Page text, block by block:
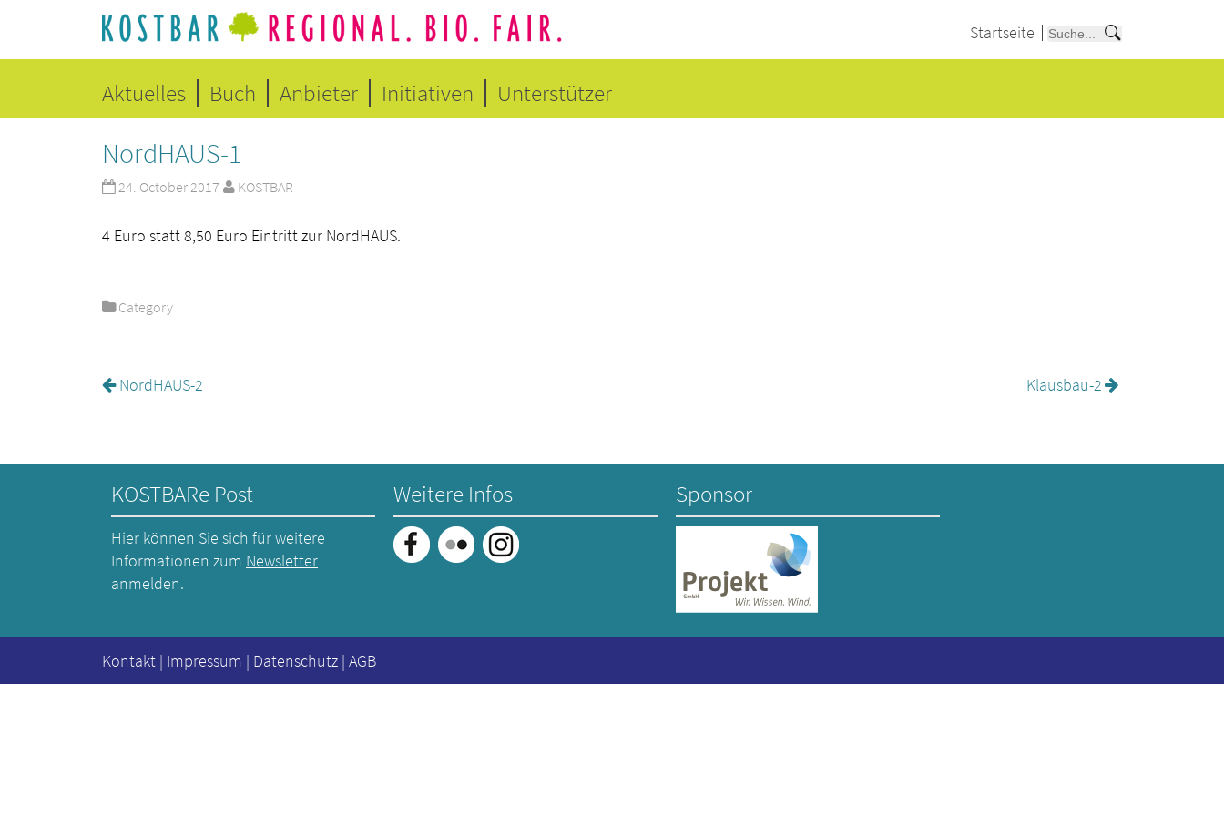
Startseite
Aktuelles Buch Anbieter Initiativen Unterstützer
NordHAUS-1
24. October 2017 KOSTBAR
4 Euro statt 8,50 Euro Eintritt zur NordHAUS.
Category
NordHAUS-2 Klausbau-2
KOSTBARe Post
Hier können Sie sich für weitere
Informationen zum Newsletter
anmelden.
Weitere Infos Sponsor
Kontakt | Impressum | Datenschutz | AGB